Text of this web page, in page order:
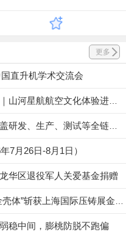
更多
直升机学术交流会
7月26日-8月1日）
华区退役军人关爱基金捐赠
稳中间，膨桃防脱不跑偏